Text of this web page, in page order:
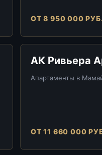
ОТ 8 950 000
АК Ривьера
Апартаменты в
ОТ 11 660 000